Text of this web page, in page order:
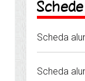
Scheda
Scheda